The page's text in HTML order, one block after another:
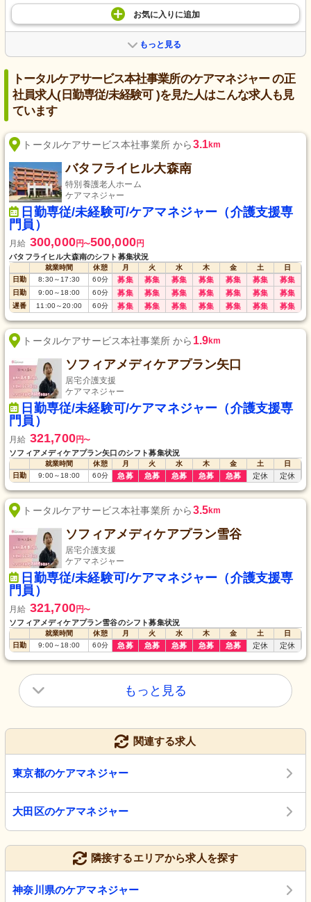
お気に入り に追加
もっと見る
トータルケアサービス本社事業所のケアマネジャー の正
社員求人(日勤専従/未経験可 )を見た人はこんな求人も見
ています
トータルケアサービス本社事業所 から3.1km
バタフライヒル大森南
特別養護老人ホーム
ケアマネジャー
日勤専従/未経験可/ケアマネジャー（介護支援専
門員）
月給 300,000円〜500,000円
バタフライヒル大森南のシフト募集状況
就業時間 休憩 月 火 水 木 金 土
日
日勤
8:30～17:30 60分 募集 募集 募集 募集 募集 募集 募集
日勤 9:00～18:00 60分 募集 募集 募集 募集 募集 募集 募集
遅番 11:00～20:00 60分 募集 募集 募集 募集 募集 募集 募集
トータルケアサービス本社事業所 から 1.9km
ソフィアメディケアプラン矢口
居宅介護支援
ケアマネジャー
日勤専従/未経験可/ケアマネジャー（介護支援専
門員）
月給 321,700円〜
ソフィアメディケアプラン矢口のシフト募集状況
就業時間 休憩 月 火 水 木 金 土
日
日勤
9:00～18:00 60分 急募 急募 急募 急募 急募 定休 定休
トータルケアサービス本社事業所 から3.5km
ソフィアメディケアプラン雪谷
居宅介護支援
ケアマネジャー
日勤専従/未経験可/ケアマネジャー（介護支援専
門員）
月給 321,700円〜
ソフィアメディケアプラン雪谷のシフト募集状況
就業時間 休憩 月 火 水 木 金 土
日
日勤
9:00～18:00 60分 急募 急募 急募 急募 急募 定休 定休
もっと見る
関連する求人
東京都のケアマネジャー
大田区のケアマネジャー
隣接するエリアから求人を探す
神奈川県のケアマネジャー